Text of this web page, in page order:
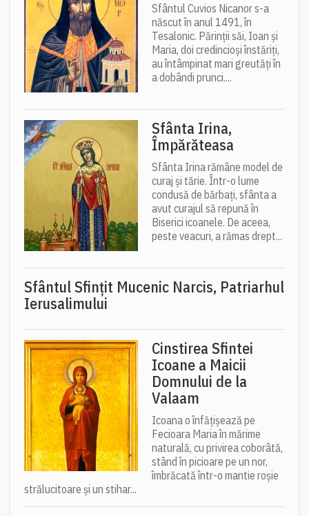
Sfântul Cuvios Nicanor s-a
născut în anul 1491, în
Tesalonic. Părinții săi, Ioan și
Maria, doi credincioși înstăriți,
au întâmpinat mari greutăți în
a dobândi prunci....
Sfânta Irina,
Împărăteasa
Sfânta Irina rămâne model de
curaj și tărie. Într-o lume
condusă de bărbați, sfânta a
avut curajul să repună în
Biserici icoanele. De aceea,
peste veacuri, a rămas drept...
Sfântul Sfinţit Mucenic Narcis, Patriarhul
Ierusalimului
Cinstirea Sfintei
Icoane a Maicii
Domnului de la
Valaam
Icoana o înfățișează pe
Fecioara Maria în mărime
naturală, cu privirea coborâtă,
stând în picioare pe un nor,
îmbrăcată într-o mantie roșie
strălucitoare și un stihar...